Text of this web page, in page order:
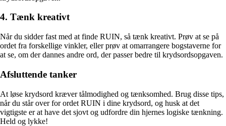
4. Tænk kreativt
Når du sidder fast med at finde RUIN, så tænk kreativt. Prøv at se på
ordet fra forskellige vinkler, eller prøv at omarrangere bogstaverne for
at se, om der dannes andre ord, der passer bedre til krydsordsopgaven.
Afsluttende tanker
At løse krydsord kræver tålmodighed og tænksomhed. Brug disse tips,
når du står over for ordet RUIN i dine krydsord, og husk at det
vigtigste er at have det sjovt og udfordre din hjernes logiske tænkning.
Held og lykke!